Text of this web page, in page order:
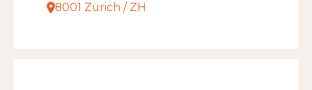
8001 Zürich / ZH